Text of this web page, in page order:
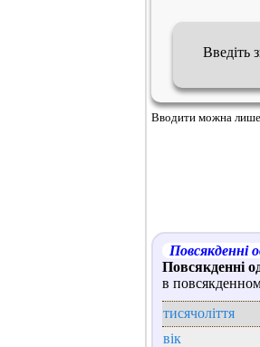
Введіть
Вводити можна лише
Повсякденні
Повсякденні
в
тисячоліття
вік